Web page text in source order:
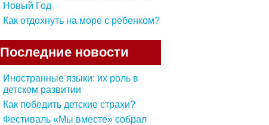
Новый Год
Как отдохнуть на море с ребенком?
Последние новости
Иностранные языки: их роль в
детском развитии
Как победить детские страхи?
Фестиваль «Мы вместе» собрал